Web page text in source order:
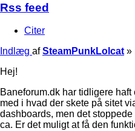
Rss feed
Citer
Indlæg afSteamPunkLolcat »
Hej!
Baneforum.dk har tidligere
med i hvad der skete på sitet
dashboards, men det
ca. Er det muligt at få den